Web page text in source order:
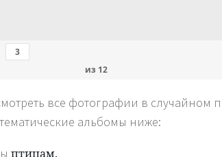
из 12
все фотографии в случайном
альбомы ниже:
птицам.